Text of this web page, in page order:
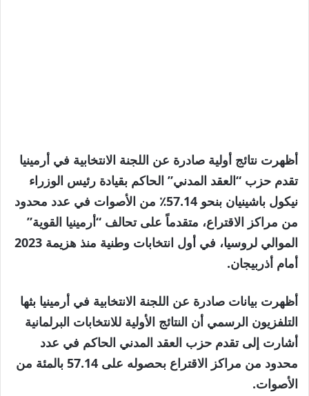
أظهرت نتائج أولية صادرة عن اللجنة الانتخابية في أرمينيا
تقدم حزب “العقد المدني” الحاكم بقيادة رئيس الوزراء
نيكول باشينيان بنحو 57.14٪ من الأصوات في عدد محدود
من مراكز الاقتراع، متقدماً على تحالف “أرمينيا القوية”
الموالي لروسيا، في أول انتخابات وطنية منذ هزيمة 2023
أمام أذربيجان.
أظهرت بيانات صادرة عن اللجنة الانتخابية في أرمينيا بثها
التلفزيون الرسمي أن النتائج الأولية للانتخابات البرلمانية
أشارت إلى تقدم حزب العقد المدني الحاكم في عدد
محدود من مراكز الاقتراع بحصوله على 57.14 بالمئة من
الأصوات.